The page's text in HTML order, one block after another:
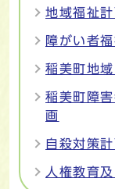
地域福祉
障がい者福
稲美町地
稲美町障
画
自殺対策
人権教育